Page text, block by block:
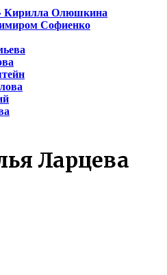
Кирилла Олюшкина
Софиенко
Ларцева